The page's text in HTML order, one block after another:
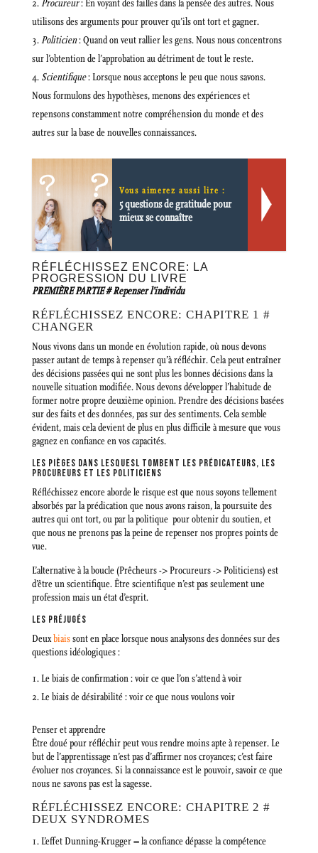
Procureur: En voyant des failles dans la pensée des autres. Nous
utilisons des arguments pour prouver qu’ils ont tort et gagner.
Politicien: Quand on veut rallier les gens. Nous nous concentrons
sur l’obtention de l’approbation au détriment de tout le reste.
Scientifique: Lorsque nous acceptons le peu que nous savons.
Nous formulons des hypothèses, menons des expériences et
repensons constamment notre compréhension du monde et des
autres sur la base de nouvelles connaissances.
Vous aimerez aussi lire :
5 questions de gratitude pour
mieux se connaître
RÉFLÉCHISSEZ ENCORE: LA
PROGRESSION DU LIVRE
PREMIÈRE PARTIE # Repenser l’individu
RÉFLÉCHISSEZ ENCORE: CHAPITRE 1 #
CHANGER
Nous vivons dans un monde en évolution rapide, où nous devons
passer autant de temps à repenser qu’à réfléchir. Cela peut entraîner
des décisions passées qui ne sont plus les bonnes décisions dans la
nouvelle situation modifiée. Nous devons développer l’habitude de
former notre propre deuxième opinion. Prendre des décisions basées
sur des faits et des données, pas sur des sentiments. Cela semble
évident, mais cela devient de plus en plus difficile à mesure que vous
gagnez en confiance en vos capacités.
LES PIÈGES DANS LESQUESL TOMBENT LES PRÉDICATEURS, LES
PROCUREURS ET LES POLITICIENS
Réfléchissez encore aborde le risque est que nous soyons tellement
absorbés par la prédication que nous avons raison, la poursuite des
autres qui ont tort, ou par la politique pour obtenir du soutien, et
que nous ne prenons pas la peine de repenser nos propres points de
vue.
L’alternative à la boucle (Prêcheurs -> Procureurs -> Politiciens) est
d’être un scientifique. Être scientifique n’est pas seulement une
profession mais un état d’esprit.
LES PRÉJUGÉS
Deuxbiaissont en place lorsque nous analysons des données sur des
questions idéologiques :
Le biais de confirmation : voir ce que l’on s’attend à voir
Le biais de désirabilité : voir ce que nous voulons voir
Penser et apprendre
Être doué pour réfléchir peut vous rendre moins apte à repenser. Le
but de l’apprentissage n’est pas d’affirmer nos croyances; c’est faire
évoluer nos croyances. Si la connaissance est le pouvoir, savoir ce que
nous ne savons pas est la sagesse.
RÉFLÉCHISSEZ ENCORE: CHAPITRE 2 #
DEUX SYNDROMES
L’effet Dunning-Krugger = la confiance dépasse la compétence